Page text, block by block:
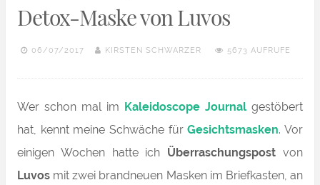
Detox-Maske von Luvos
06/07/2017 KIRSTEN SCHWARZER 5673 AUFRUFE
Wer schon mal im Kaleidoscope Journal gestöbert
hat, kennt meine Schwäche fürGesichtsmasken. Vor
einigen Wochen hatte ich Überraschungspost von
Luvos mit zwei brandneuen Masken im Briefkasten, an